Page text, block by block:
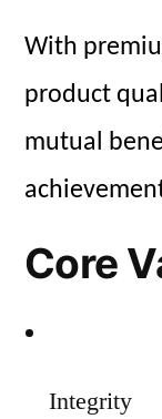
With
product
mutual
Core
Integrity